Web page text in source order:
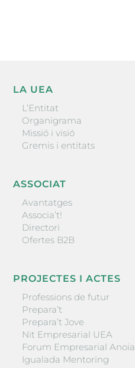
LA UEA
L’Entitat
Organigrama
Missió i visió
Gremis i entitats
ASSOCIAT
Avantatges
Associa’t!
Directori
Ofertes B2B
PROJECTES I ACTES
Professions de futur
Prepara’t
Prepara’t Jove
Nit Empresarial UEA
Forum Empresarial Anoia
Igualada Mentoring